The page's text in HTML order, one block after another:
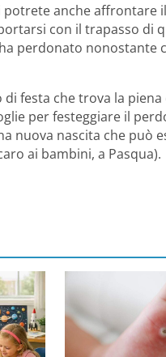
anche affrontare
con il trapasso di
perdonato
di festa che trova la
per festeggiare il
nuova nascita che può
ai bambini, a Pasqua).